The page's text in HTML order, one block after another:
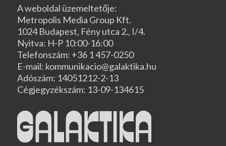
A weboldal üzemeltetője:
Metropolis Media Group Kft.
1024 Budapest, Fény utca 2., I/4.
Nyitva: H-P 10:00-16:00
Telefonszám: +36 1 457-0250
E-mail: kommunikacio@galaktika.hu
Adószám: 14051212-2-13
Cégjegyzékszám: 13-09-134615